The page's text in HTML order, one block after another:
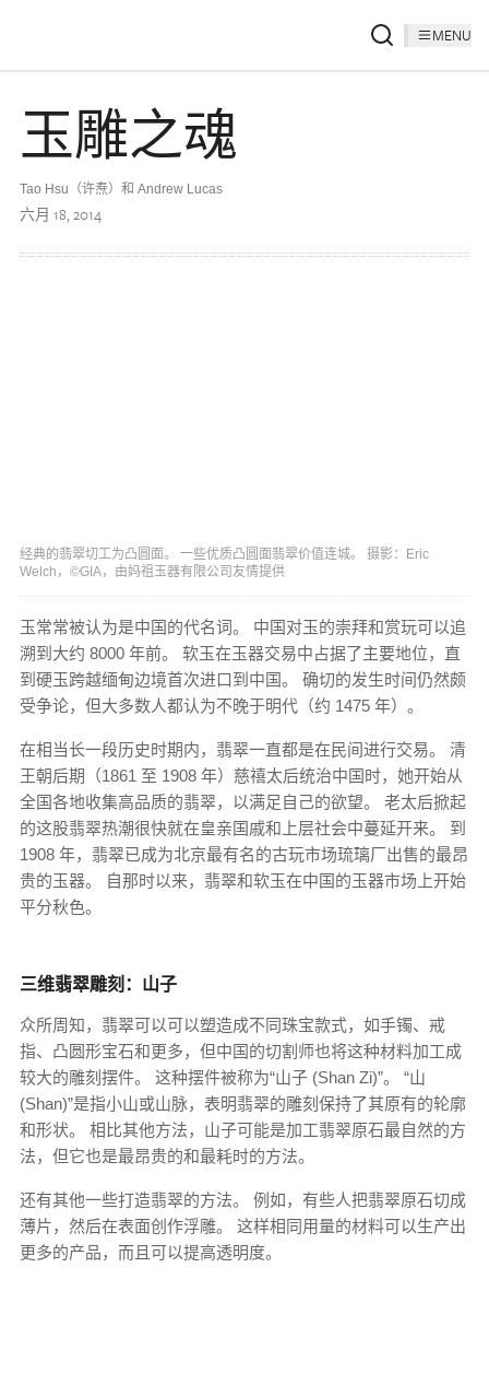
MENU
玉雕之魂
Tao Hsu（许焘）和 Andrew Lucas
六月 18, 2014
经典的翡翠切工为凸圆面。 一些优质凸圆面翡翠价值连城。 摄影：Eric
Welch，©GIA，由妈祖玉器有限公司友情提供
玉常常被认为是中国的代名词。 中国对玉的崇拜和赏玩可以追
溯到大约 8000 年前。 软玉在玉器交易中占据了主要地位，直
到硬玉跨越缅甸边境首次进口到中国。 确切的发生时间仍然颇
受争论，但大多数人都认为不晚于明代（约 1475 年）。
在相当长一段历史时期内，翡翠一直都是在民间进行交易。 清
王朝后期（1861 至 1908 年）慈禧太后统治中国时，她开始从
全国各地收集高品质的翡翠，以满足自己的欲望。 老太后掀起
的这股翡翠热潮很快就在皇亲国戚和上层社会中蔓延开来。 到
1908 年，翡翠已成为北京最有名的古玩市场琉璃厂出售的最昂
贵的玉器。 自那时以来，翡翠和软玉在中国的玉器市场上开始
平分秋色。
三维翡翠雕刻：山子
众所周知，翡翠可以可以塑造成不同珠宝款式，如手镯、戒
指、凸圆形宝石和更多，但中国的切割师也将这种材料加工成
较大的雕刻摆件。 这种摆件被称为“山子 (Shan Zi)”。 “山
(Shan)”是指小山或山脉，表明翡翠的雕刻保持了其原有的轮廓
和形状。 相比其他方法，山子可能是加工翡翠原石最自然的方
法，但它也是最昂贵的和最耗时的方法。
还有其他一些打造翡翠的方法。 例如，有些人把翡翠原石切成
薄片，然后在表面创作浮雕。 这样相同用量的材料可以生产出
更多的产品，而且可以提高透明度。